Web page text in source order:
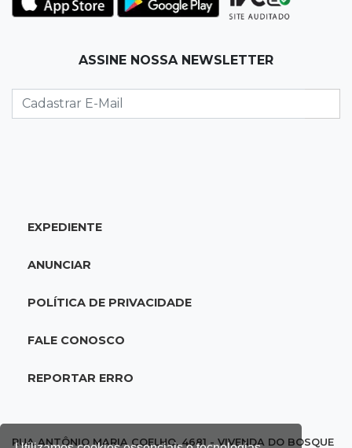
Justiça manda tirar canil e proíbe treino do
Vereadora é acusada de insinuar em vídeo
antes de bebê desaparecer
11:28Audiência de custódia
ASSINE NOSSA NEWSLETTER
EXPEDIENTE
ANUNCIAR
POLÍTICA DE PRIVACIDADE
FALE CONOSCO
REPORTAR ERRO
RUA ANTÔNIO MARIA COELHO, 4681 - VIVENDA DO BOSQUE